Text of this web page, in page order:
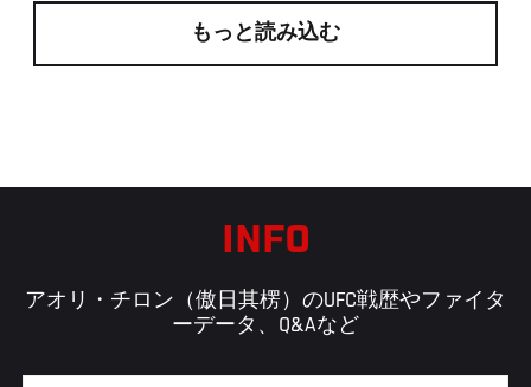
もっと読み込む
INFO
アオリ・チロン（傲日其楞）のUFC戦歴やファイタ
ーデータ、Q&Aなど